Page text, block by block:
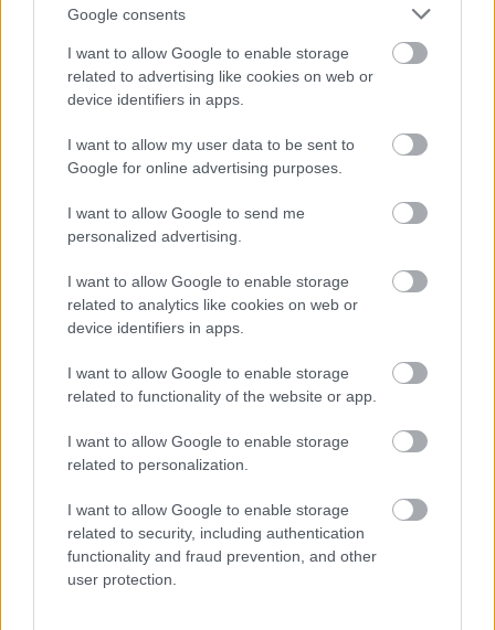
Google consents
I want to allow Google to enable storage
related to advertising like cookies on web or
device identifiers in apps.
I want to allow my user data to be sent to
Google for online advertising purposes.
I want to allow Google to send me
personalized advertising.
I want to allow Google to enable storage
related to analytics like cookies on web or
device identifiers in apps.
I want to allow Google to enable storage
related to functionality of the website or app.
I want to allow Google to enable storage
related to personalization.
I want to allow Google to enable storage
related to security, including authentication
functionality and fraud prevention, and other
user protection.
Atcelt Ziņot